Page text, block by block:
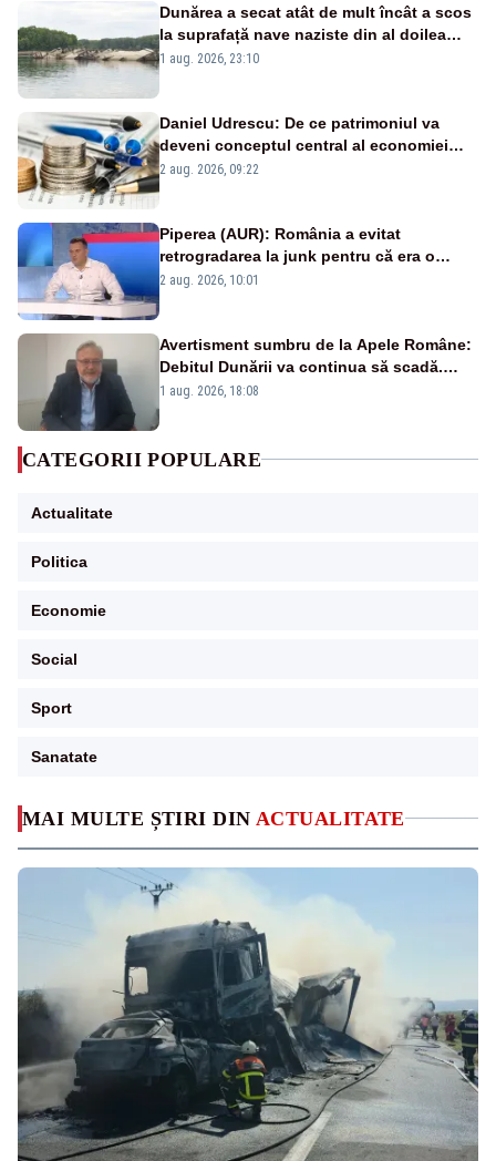
MAI MULTE ȘTIRI DIN ACTUALITATE
Dunărea a secat atât de mult încât a scos
la suprafață nave naziste din al doilea
război mondial
1 aug. 2026, 23:10
Daniel Udrescu: De ce patrimoniul va
deveni conceptul central al economiei
viitoare?
2 aug. 2026, 09:22
Piperea (AUR): România a evitat
retrogradarea la junk pentru că era o
catastrofă pentru bănci și fondurile de
2 aug. 2026, 10:01
Avertisment sumbru de la Apele Române:
Debitul Dunării va continua să scadă.
Cernavodă s-ar putea închide în 4 zile
1 aug. 2026, 18:08
CATEGORII POPULARE
Actualitate
Politica
Economie
Social
Sport
Sanatate